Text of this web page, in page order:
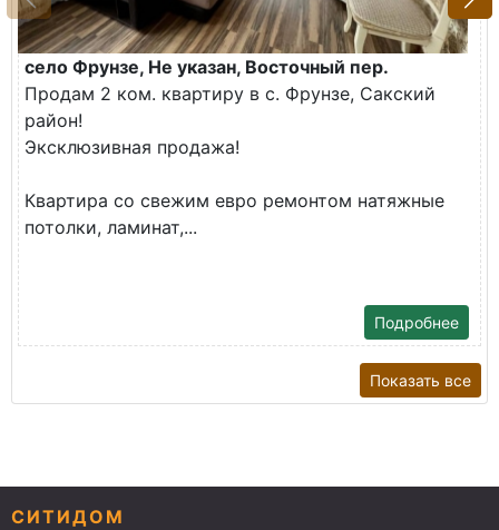
село Фрунзе, Не указан, Восточный пер.
Продам 2 ком. квартиру в с. Фрунзе, Сакский
район!
Эксклюзивная продажа!
Квартира со свежим евро ремонтом натяжные
потолки, ламинат,...
Подробнее
Показать все
СИТИДОМ